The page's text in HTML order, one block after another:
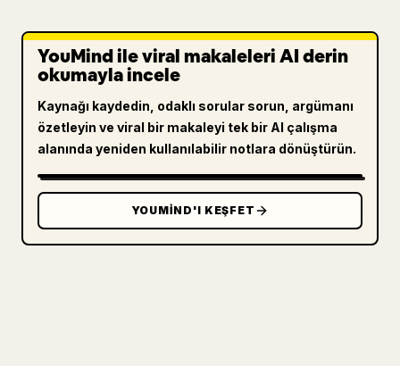
YouMind ile viral makaleleri AI derin
okumayla incele
Kaynağı kaydedin, odaklı sorular sorun, argümanı
özetleyin ve viral bir makaleyi tek bir AI çalışma
alanında yeniden kullanılabilir notlara dönüştürün.
YOUMIND'I KEŞFET